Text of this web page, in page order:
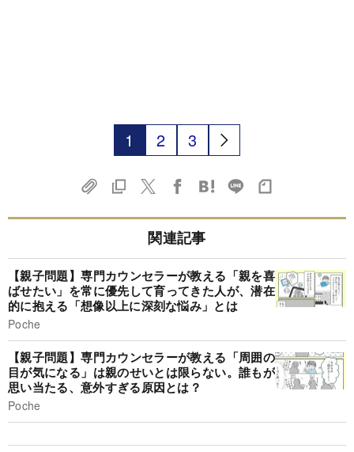
1 2 3
関連記事
【親子問題】専門カウンセラーが教える「親を喜
ばせたい」を常に優先して育ってきた人が、潜在
的に抱える「想像以上に深刻な悩み」とは
Poche
【親子問題】専門カウンセラーが教える「周囲の
目が気になる」は親のせいとは限らない。誰もが
思い当たる、意外すぎる原因とは？
Poche